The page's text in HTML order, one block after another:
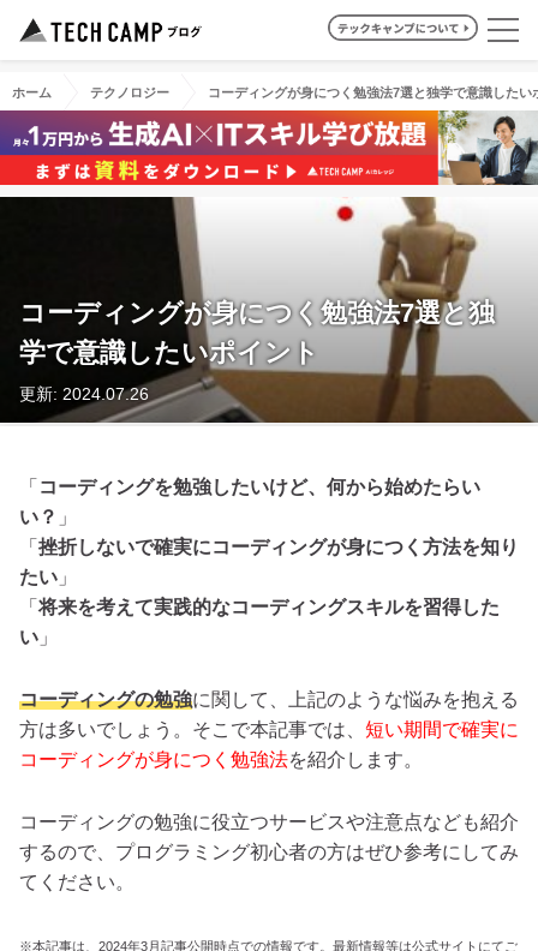
ホーム テクノロジー コーディングが身につく勉強法7選と独学で意識したい
コーディングが身につく勉強法7選と独
学で意識したいポイント
更新: 2024.07.26
「 コーディングを勉強したいけど、何から始めたらい
い？ 」
「 挫折しないで確実にコーディングが身につく方法を知り
たい 」
「将来を考えて実践的なコーディングスキルを習得した
い 」
コーディングの勉強に関して、上記のような悩みを抱える
方は多いでしょう。そこで本記事では、 短い期間で確実に
コーディングが身につく勉強法を紹介します。
コーディングの勉強に役立つサービスや注意点なども紹介
するので、プログラミング初心者の方はぜひ参考にしてみ
てください。
※本記事は、2024年3月記事公開時点での情報です。最新情報等は公式サイトにてご